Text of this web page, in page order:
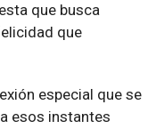
que busca
que
especial que se
esos instantes